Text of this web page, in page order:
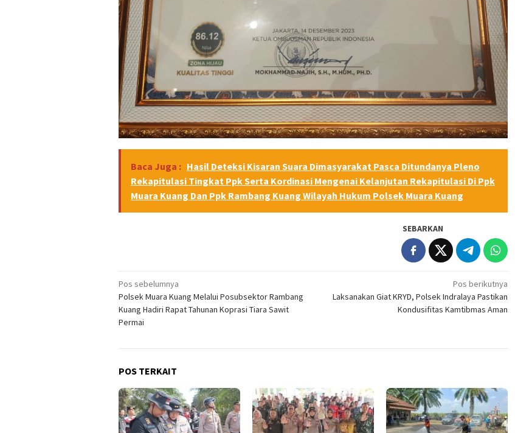
Baca Juga : Hasil Deteksi Kisaran Suara Dimasyarakat Pasca Ditundanya Pleno
Rekapitulasi Tingkat Ppk Serta Kordinasi Mengenai Kelanjutan Rekapitulasi Di Ppk
Muara Kuang Dan Ppk Rambang Kuang Wilayah Hukum Polsek Muara Kuang
SEBARKAN
Navigasi
pos
Pos sebelumnya
Polsek Muara Kuang Melalui Posubsektor Rambang
Kuang Hadiri Rapat Tahunan Koprasi Tiara Sawit
Permai
Pos berikutnya
Laksanakan Giat KRYD, Polsek Indralaya Pastikan
Kondusifitas Kamtibmas Aman
POS TERKAIT